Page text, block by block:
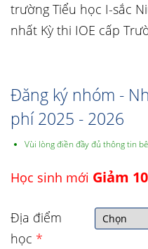
trường Tiểu học I-sắc
nhất Kỳ thi IOE cấp
Đăng ký nhóm -
phí 2025 - 2026
Vùi lòng điền đầy đủ thông tin
Học sinh mới Giảm
Địa điểm
học *